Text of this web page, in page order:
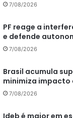
7/08/2026
PF reage a
e defende
7/08/2026
Brasil acumula
minimiza impacto
7/08/2026
Ideb é maior em